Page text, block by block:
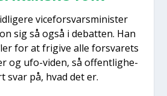
vice­for­svars­mi­ni­ster
sig så også i debat­ten. Han
for at fri­gi­ve alle for­sva­rets
og ufo-viden, så offent­lig­he­
svar på, hvad det er.